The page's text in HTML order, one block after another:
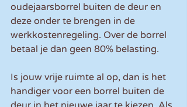
oudejaarsborrel buiten de deur en
deze onder te brengen in de
werkkostenregeling. Over de borrel
betaal je dan geen 80% belasting.
Is jouw vrije ruimte al op, dan is het
handiger voor een borrel buiten de